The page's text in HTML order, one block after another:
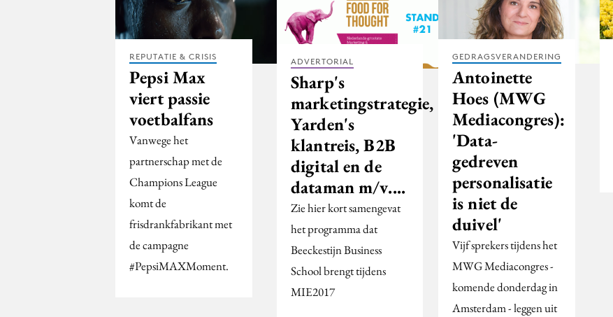
REPUTATIE & CRISIS
Pepsi Max
viert passie
voetbalfans
Vanwege het
partnerschap met de
Champions League
komt de
frisdrankfabrikant met
de campagne
#PepsiMAXMoment.
ADVERTORIAL
Sharp's
marketingstrategie,
Yarden's
klantreis, B2B
digital en de
dataman m/v....
Zie hier kort samengevat
het programma dat
Beeckestijn Business
School brengt tijdens
MIE2017
GEDRAGSVERANDERING
Antoinette
Hoes (MWG
Mediacongres):
'Data-
gedreven
personalisatie
is niet de
duivel'
Vijf sprekers tijdens het
MWG Mediacongres -
komende donderdag in
Amsterdam - leggen uit